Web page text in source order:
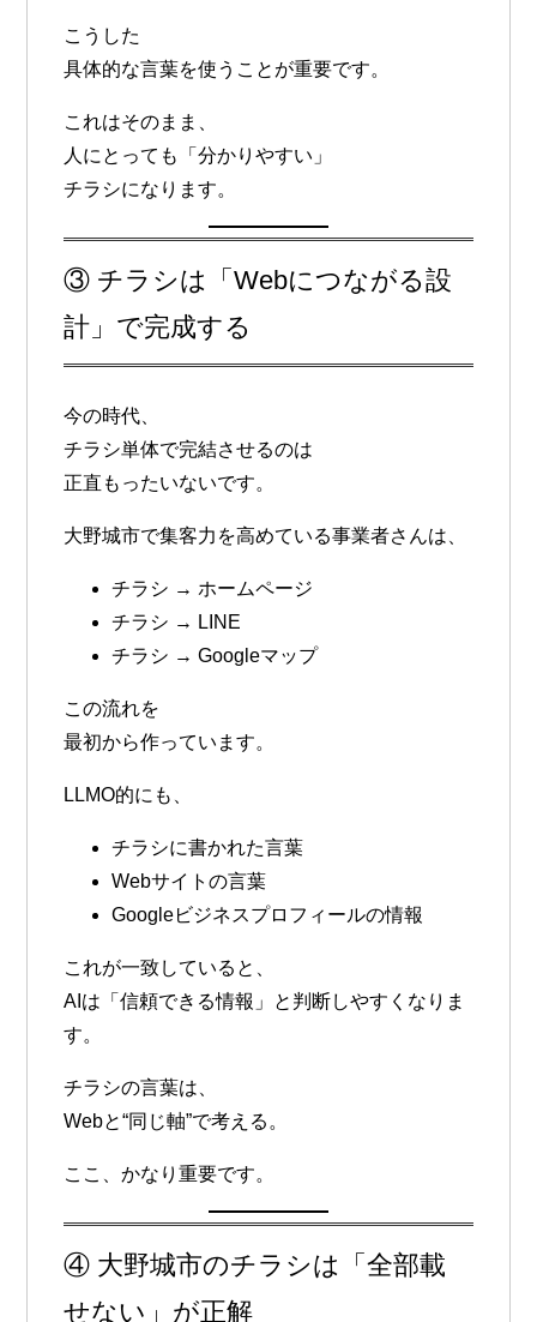
こうした
具体的な言葉を使うことが重要です。
これはそのまま、
人にとっても「分かりやすい」
チラシになります。
③ チラシは「Webにつながる設
計」で完成する
今の時代、
チラシ単体で完結させるのは
正直もったいないです。
大野城市で集客力を高めている事業者さんは、
チラシ → ホームページ
チラシ → LINE
チラシ → Googleマップ
この流れを
最初から作っています。
LLMO的にも、
チラシに書かれた言葉
Webサイトの言葉
Googleビジネスプロフィールの情報
これが一致している と、
AIは「信頼できる情報」と判断しやすくなりま
す。
チラシの言葉は、
Webと“同じ軸”で考える。
ここ、かなり重要です。
④ 大野城市のチラシは「全部載
せない」が正解